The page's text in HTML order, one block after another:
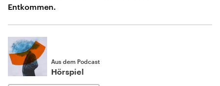
Entkommen.
Aus dem Podcast
Hörspiel